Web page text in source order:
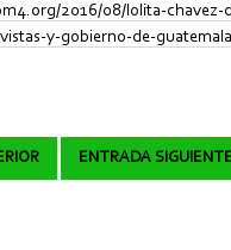
2016/08/lolita-chavez-
y-gobierno-de-
ENTRADA